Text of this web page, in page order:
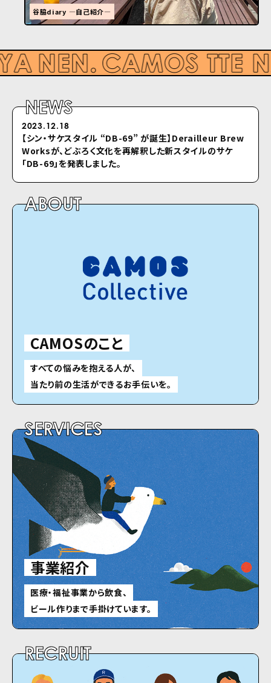
谷脇diary ―自己紹介―
NEWS
2023.12.18
【シン・サケスタイル “DB-69” が誕⽣】Derailleur Brew
Worksが、どぶろく⽂化を再解釈した新スタイルのサケ
「DB-69」を発表しました。
2022.04.26
シクロのホームページをリニューアルしました
ABOUT
CAMOSのこと
すべての悩みを抱える人が、
当たり前の生活ができるお手伝いを。
SERVICES
事業紹介
医療・福祉事業から飲食、
ビール作りまで手掛けています。
RECRUIT